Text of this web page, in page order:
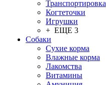
Транспортировка
Когтеточки
Игрушки
+ ЕЩЕ 3
Собаки
Сухие корма
Влажные корма
Лакомства
Витамины